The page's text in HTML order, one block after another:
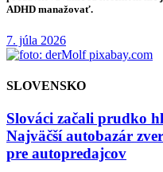
ADHD manažovať.
7. júla 2026
SLOVENSKO
Slováci začali prudko
Najväčší autobazár
pre autopredajcov